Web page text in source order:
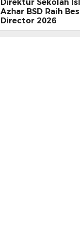
Direktur Sekolah
Azhar BSD Raih
Director 2026